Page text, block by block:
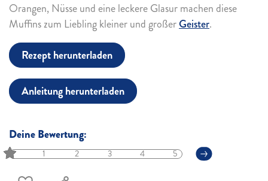
Orangen, Nüsse und eine leckere Glasur machen diese
Muffins zum Liebling kleiner und großerGeister.
Rezept herunterladen
Anleitung herunterladen
Deine Bewertung:
1 2 3 4 5